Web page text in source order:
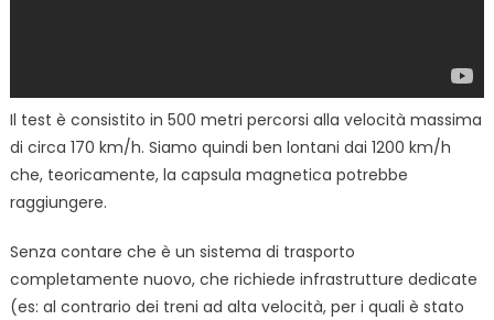
Il test è consistito in 500 metri percorsi alla velocità massima
di circa 170 km/h. Siamo quindi ben lontani dai 1200 km/h
che, teoricamente, la capsula magnetica potrebbe
raggiungere.
Senza contare che è un sistema di trasporto
completamente nuovo, che richiede infrastrutture dedicate
(es: al contrario dei treni ad alta velocità, per i quali è stato